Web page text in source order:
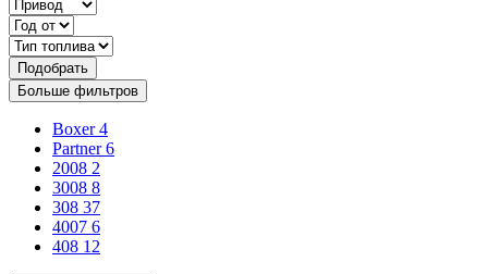
Подобрать
Больше фильтров
Boxer 4
Partner 6
2008 2
3008 8
308 37
4007 6
408 12